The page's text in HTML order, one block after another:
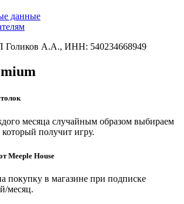
данные
А.А., ИНН: 540234668949
месяца случайным образом выбираем
получит игру.
Meeple House
покупку в магазине при подписке
месяц.